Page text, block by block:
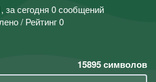
за сегодня 0 сообщений
/ Рейтинг 0
15895символов